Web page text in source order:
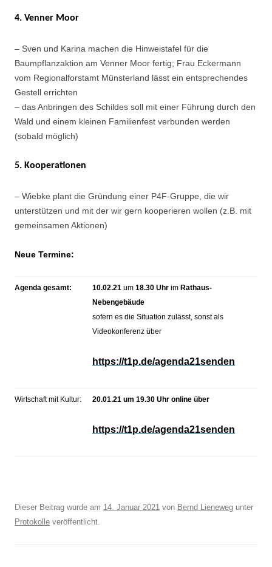
4. Venner Moor
– Sven und Karina machen die Hinweistafel für die
Baumpflanzaktion am Venner Moor fertig; Frau Eckermann
vom Regionalforstamt Münsterland lässt ein entsprechendes
Gestell errichten
– das Anbringen des Schildes soll mit einer Führung durch den
Wald und einem kleinen Familienfest verbunden werden
(sobald möglich)
5. Kooperationen
– Wiebke plant die Gründung einer P4F-Gruppe, die wir
unterstützen und mit der wir gern kooperieren wollen (z.B. mit
gemeinsamen Aktionen)
Neue Termine:
Agenda gesamt: 10.02.21 um 18.30 Uhr im Rathaus-
Nebengebäude
sofern es die Situation zulässt, sonst als
Videokonferenz über
https://t1p.de/agenda21senden
Wirtschaft mit Kultur: 20.01.21 um 19.30 Uhr online über
https://t1p.de/agenda21senden
Dieser Beitrag wurde am 14. Januar 2021 von Bernd Lieneweg unter
Protokolle veröffentlicht.